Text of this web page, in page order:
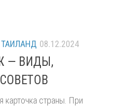
ТАИЛАНД 08.12.2024
— ВИДЫ,
карточка страны. При